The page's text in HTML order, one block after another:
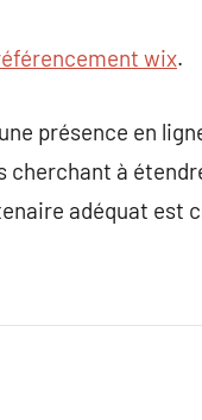
wix.
présence en
à
adéquat est